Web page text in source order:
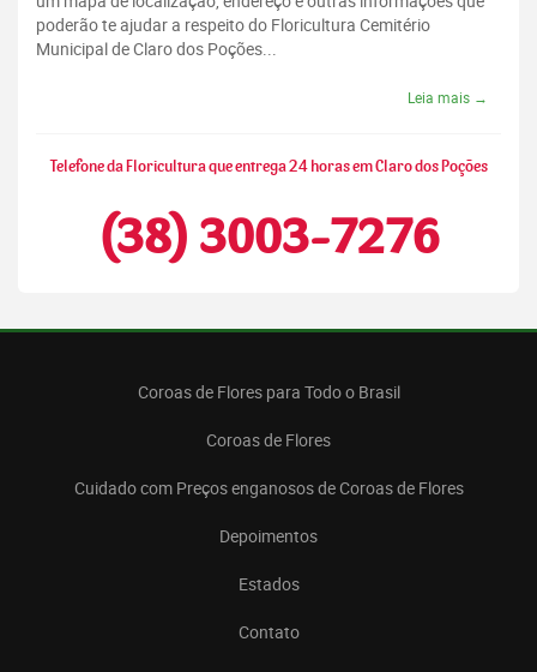
poderão te ajudar a respeito do Floricultura Cemitério
Municipal de Claro dos Poções...
Leia mais →
Telefone da Floricultura que entrega 24 horas em Claro dos Poções
(38) 3003-7276
Coroas de Flores para Todo o Brasil
Coroas de Flores
Cuidado com Preços enganosos de Coroas de Flores
Depoimentos
Estados
Contato